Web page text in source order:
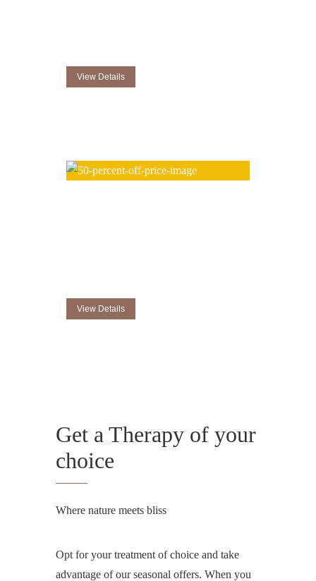
View Details
View Details
Get a Therapy of your
choice
Where nature meets bliss
Opt for your treatment of choice and take
advantage of our seasonal offers. When you